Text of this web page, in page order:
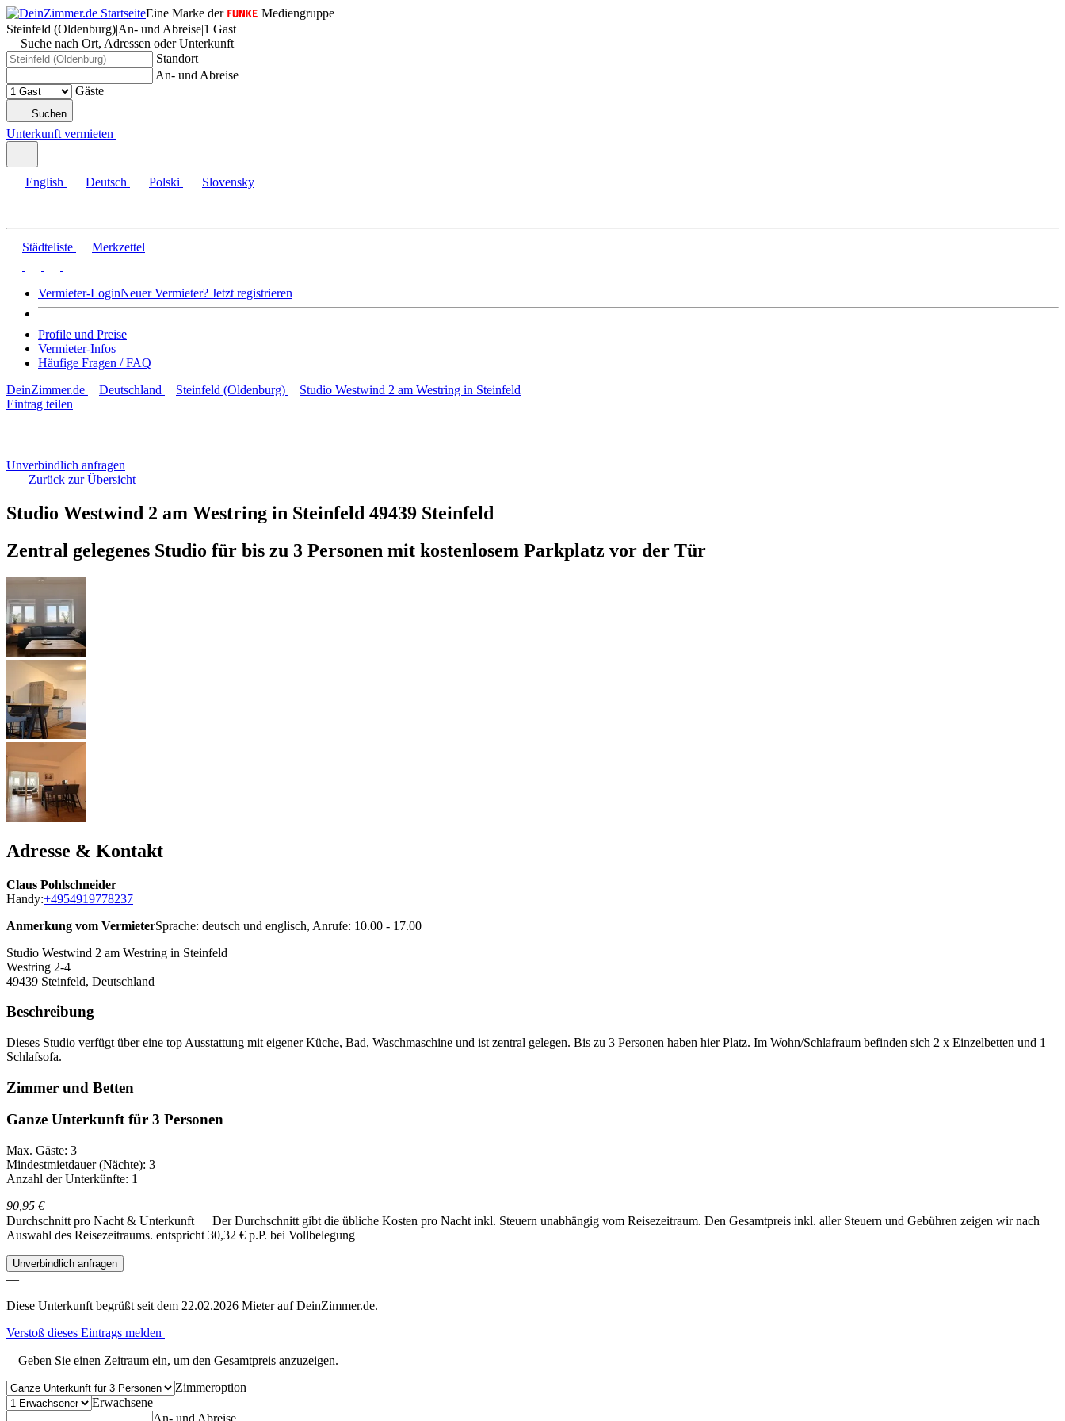
Eine Marke der
Mediengruppe
Steinfeld (Oldenburg)|An- und Abreise|1 Gast
Suche nach Ort, Adressen oder Unterkunft
Standort
An- und Abreise
Gäste
Suchen
Unterkunft vermieten
English Deutsch Polski Slovensky
Städteliste Merkzettel
Vermieter-LoginNeuer Vermieter? Jetzt registrieren
Profile und Preise
Vermieter-Infos
Häufige Fragen / FAQ
DeinZimmer.de
Deutschland Steinfeld (Oldenburg)
Studio Westwind 2 am Westring in Steinfeld
Eintrag teilen
Unverbindlich anfragen
Zurück zurÜbersicht
Studio Westwind 2 am Westring in Steinfeld 49439 Steinfeld
Zentral gelegenes Studio für bis zu 3 Personen mit kostenlosem Parkplatz vor der Tür
Adresse & Kontakt
Claus Pohlschneider
Handy:+4954919778237
Anmerkung vom VermieterSprache: deutsch und englisch, Anrufe: 10.00 - 17.00
Studio Westwind 2 am Westring in Steinfeld
Westring 2-4
49439 Steinfeld, Deutschland
Beschreibung
Dieses Studio verfügt über eine top Ausstattung mit eigener Küche, Bad, Waschmaschine und ist zentral gelegen. Bis zu 3 Personen haben hier Platz. Im Wohn/Schlafraum befinden sich 2 x Einzelbetten und 1
Schlafsofa.
Zimmer und Betten
Ganze Unterkunft für 3 Personen
Max. Gäste: 3
Mindestmietdauer (Nächte): 3
Anzahl der Unterkünfte: 1
90,95 €
Durchschnitt pro Nacht & Unterkunft
Der Durchschnitt gibt die übliche Kosten pro Nacht inkl. Steuern unabhängig vom Reisezeitraum. Den Gesamtpreis inkl. aller Steuern und Gebühren zeigen wir nach
Auswahl des Reisezeitraums. entspricht 30,32 € p.P. bei Vollbelegung
Unverbindlich anfragen
—
Diese Unterkunft begrüßt seit dem 22.02.2026 Mieter auf DeinZimmer.de.
Verstoß dieses Eintrags melden
Geben Sie einen Zeitraum ein, um den Gesamtpreis anzuzeigen.
Zimmeroption
Erwachsene